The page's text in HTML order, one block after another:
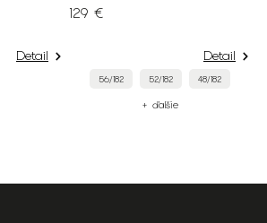
Detail
129 €
Detail
56/182 52/182 48/182
+ ďalšie